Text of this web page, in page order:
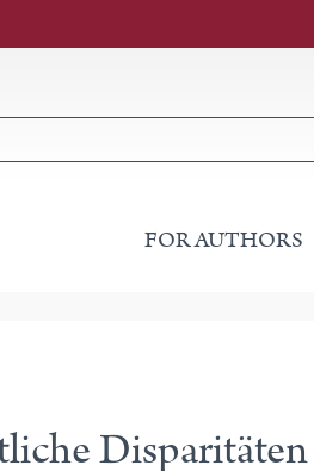
FOR AUTHORS